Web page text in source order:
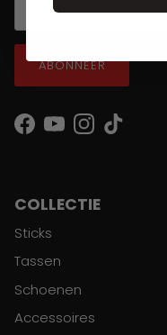
ABONNEER
Facebook
YouTubeInstagram
TikTok
COLLECTIE
Sticks
Tassen
Schoenen
Accessoires